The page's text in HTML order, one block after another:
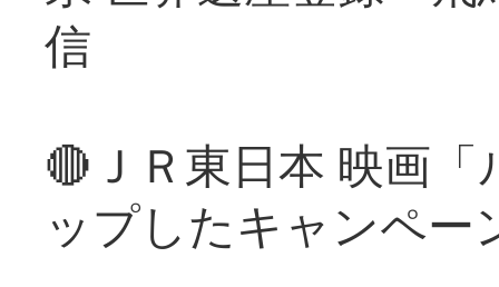
信
🔴ＪＲ東日本 映画
ップしたキャンペー